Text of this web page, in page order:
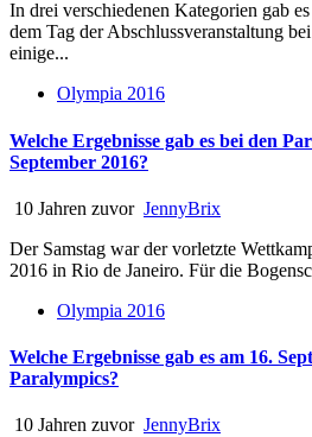
In drei verschiedenen Kategorien gab
dem Tag der Abschlussveranstaltung
einige...
Olympia 2016
Welche Ergebnisse gab es bei den
September 2016?
10 Jahren zuvor JennyBrix
Der Samstag war der vorletzte
2016 in Rio de Janeiro. Für die
Olympia 2016
Welche Ergebnisse gab es am 16.
Paralympics?
10 Jahren zuvor JennyBrix